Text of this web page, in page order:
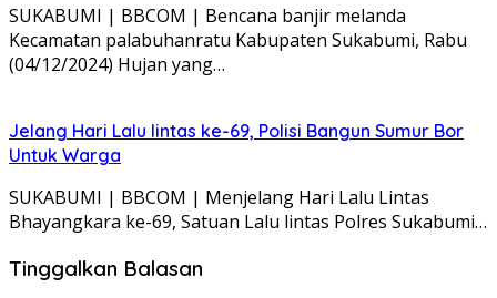
SUKABUMI | BBCOM | Bencana banjir melanda
Kecamatan palabuhanratu Kabupaten Sukabumi, Rabu
(04/12/2024) Hujan yang…
Jelang Hari Lalu lintas ke-69, Polisi Bangun Sumur Bor
Untuk Warga
SUKABUMI | BBCOM | Menjelang Hari Lalu Lintas
Bhayangkara ke-69, Satuan Lalu lintas Polres Sukabumi…
Tinggalkan Balasan